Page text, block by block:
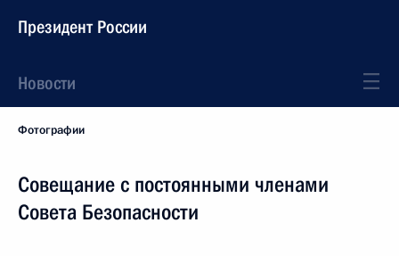
Президент России
Новости
Фотографии
Совещание с постоянными членами
Совета Безопасности